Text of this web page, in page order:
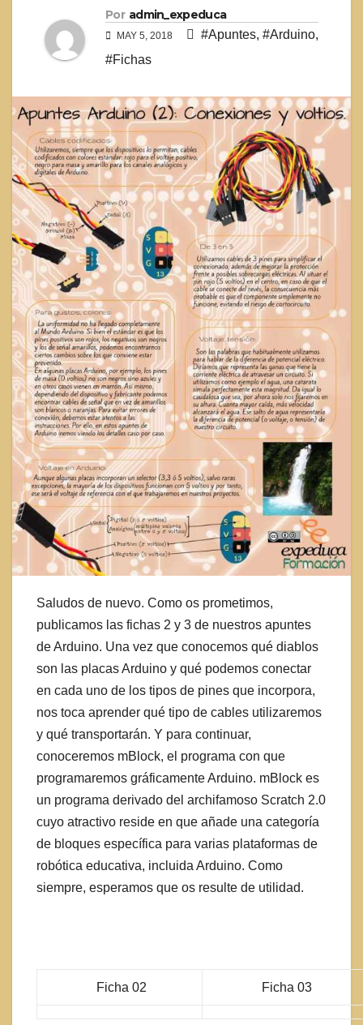
Por admin_expeduca
MAY 5, 2018 #Apuntes, #Arduino,
#Fichas
Saludos de nuevo. Como os prometimos,
publicamos las fichas 2 y 3 de nuestros apuntes
de Arduino. Una vez que conocemos qué diablos
son las placas Arduino y qué podemos conectar
en cada uno de los tipos de pines que incorpora,
nos toca aprender qué tipo de cables utilizaremos
y qué transportarán. Y para continuar,
conoceremos mBlock, el programa con que
programaremos gráficamente Arduino. mBlock es
un programa derivado del archifamoso Scratch 2.0
cuyo atractivo reside en que añade una categoría
de bloques específica para varias plataformas de
robótica educativa, incluida Arduino. Como
siempre, esperamos que os resulte de utilidad.
Ficha 02 Ficha 03